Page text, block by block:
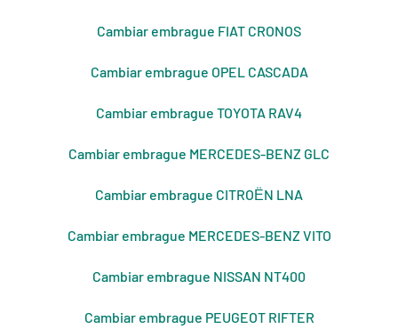
Cambiar embrague FIAT CRONOS
Cambiar embrague OPEL CASCADA
Cambiar embrague TOYOTA RAV4
Cambiar embrague MERCEDES-BENZ GLC
Cambiar embrague CITROЁN LNA
Cambiar embrague MERCEDES-BENZ VITO
Cambiar embrague NISSAN NT400
Cambiar embrague PEUGEOT RIFTER